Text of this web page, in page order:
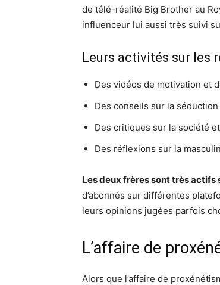
de télé-réalité Big Brother au
influenceur lui aussi très suivi
Leurs activités sur les
Des vidéos de motivation et
Des conseils sur la
Des critiques sur la société
Des réflexions sur la
Les deux frères sont très actifs
d’abonnés sur différentes
leurs opinions jugées parfois
L’affaire de
Alors que l’affaire de